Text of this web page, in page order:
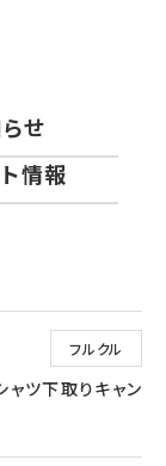
せ
情報
フルクル
ャツ下取りキャン